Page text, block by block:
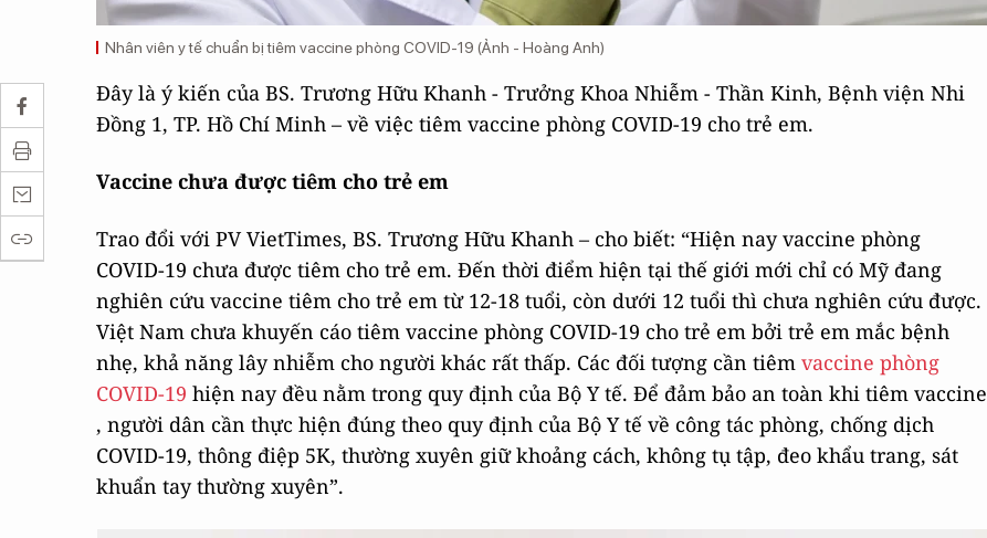
Nhân viên y tế chuẩn bị tiêm vaccine phòng COVID-19 (Ảnh - Hoàng Anh)
Đây là ý kiến của BS. Trương Hữu Khanh - Trưởng Khoa Nhiễm - Thần Kinh, Bệnh viện Nhi
Đồng 1, TP. Hồ Chí Minh – về việc tiêm vaccine phòng COVID-19 cho trẻ em.
Vaccine chưa được tiêm cho trẻ em
Trao đổi với PV VietTimes, BS. Trương Hữu Khanh – cho biết: “Hiện nay vaccine phòng
COVID-19 chưa được tiêm cho trẻ em. Đến thời điểm hiện tại thế giới mới chỉ có Mỹ đang
nghiên cứu vaccine tiêm cho trẻ em từ 12-18 tuổi, còn dưới 12 tuổi thì chưa nghiên cứu được.
Việt Nam chưa khuyến cáo tiêm vaccine phòng COVID-19 cho trẻ em bởi trẻ em mắc bệnh
nhẹ, khả năng lây nhiễm cho người khác rất thấp. Các đối tượng cần tiêm vaccine phòng
COVID-19 hiện nay đều nằm trong quy định của Bộ Y tế. Để đảm bảo an toàn khi tiêm vaccine
, người dân cần thực hiện đúng theo quy định của Bộ Y tế về công tác phòng, chống dịch
COVID-19, thông điệp 5K, thường xuyên giữ khoảng cách, không tụ tập, đeo khẩu trang, sát
khuẩn tay thường xuyên”.